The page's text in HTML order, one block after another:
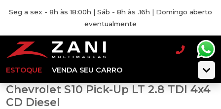
Seg a sex - 8h às 18:00h | Sáb - 8h às .16h | Domingo aberto
eventualmente
ESTOQUE VENDA SEU CARRO
Chevrolet S10 Pick-Up LT 2.8 TDI 4x4
CD Diesel